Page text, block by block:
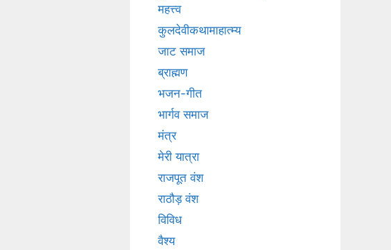
महत्त्व
कुलदेवीकथामाहात्म्य
जाट समाज
ब्राह्मण
भजन-गीत
भार्गव समाज
मंत्र
मेरी यात्रा
राजपूत वंश
राठौड़ वंश
विविध
वैश्य